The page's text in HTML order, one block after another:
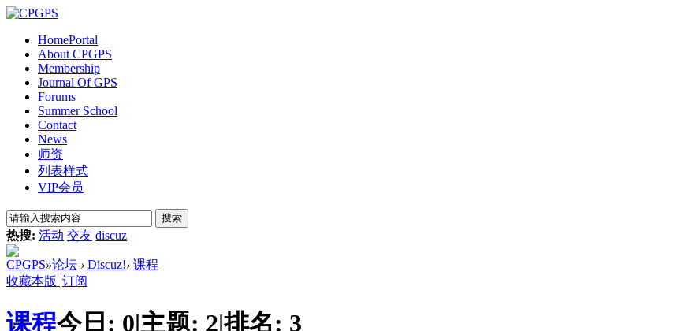
HomePortal
About CPGPS
Membership
Journal Of GPS
Forums
Summer School
Contact
News
师资
列表样式
VIP会员
搜索
热搜: 活动 交友 discuz
CPGPS»论坛 › Discuz!› 课程
收藏本版 |订阅
课程今日: 0|主题: 2|排名: 3